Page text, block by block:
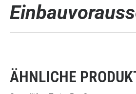
ÄHNLICHE